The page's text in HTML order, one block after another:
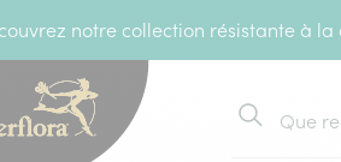
notre collection résistante à la
Rechercher